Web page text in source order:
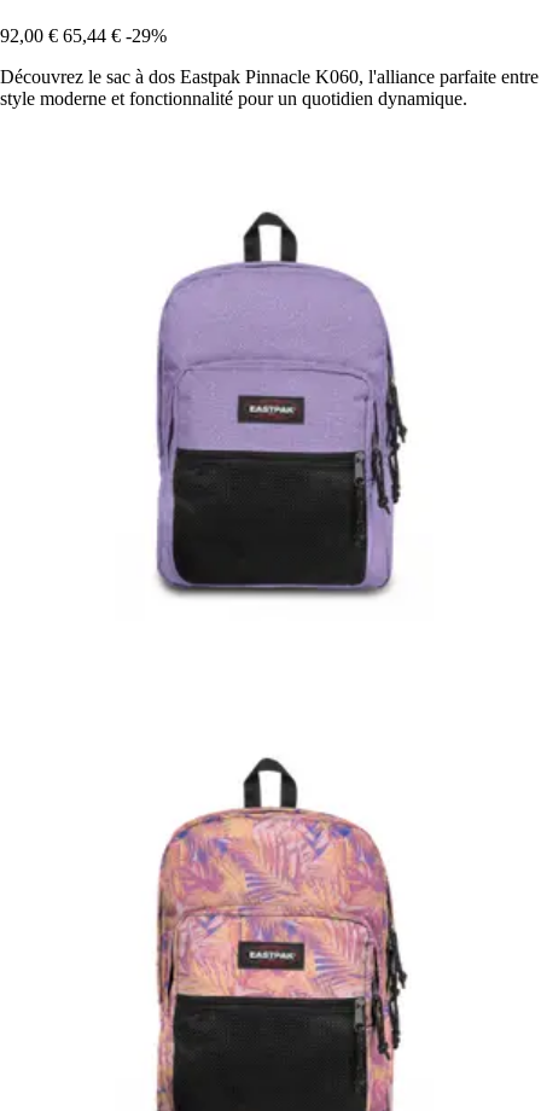
92,00 € 65,44 € -29%
Découvrez le sac à dos Eastpak Pinnacle K060, l'alliance parfaite entre
style moderne et fonctionnalité pour un quotidien dynamique.